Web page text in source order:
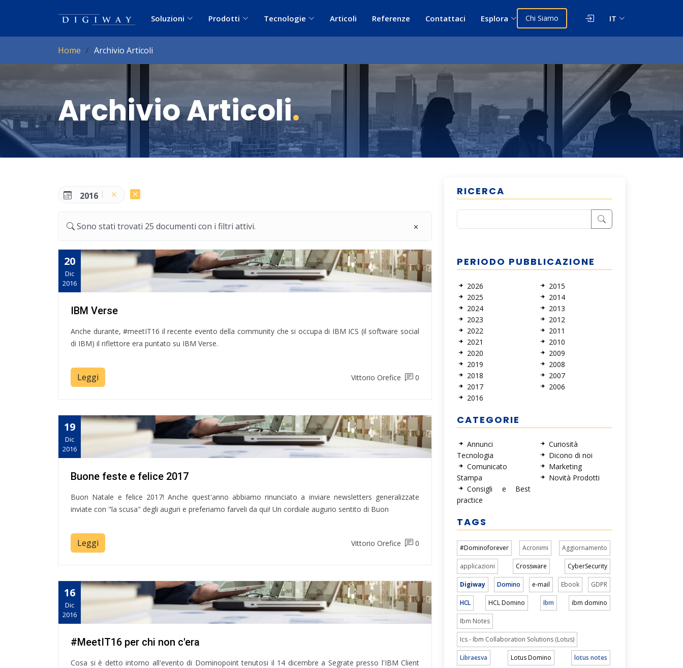
Soluzioni Prodotti Tecnologie Articoli Referenze Contattaci Esplora Chi Siamo IT
Home Archivio Articoli
Archivio Articoli.
2016
Sono stati trovati 25 documenti con i filtri attivi.
20
Dic
2016
IBM Verse
Anche durante, #meetIT16 il recente evento della community che si occupa di IBM ICS (il software social
di IBM) il riflettore era puntato su IBM Verse.
Leggi Vittorio Orefice 0
19
Dic
2016
Buone feste e felice 2017
Buon Natale e felice 2017! Anche quest'anno abbiamo rinunciato a inviare newsletters generalizzate
inviate con "la scusa" degli auguri e preferiamo farveli da qui! Un cordiale augurio sentito di Buon
Leggi Vittorio Orefice 0
16
Dic
2016
#MeetIT16 per chi non c'era
Cosa si è detto intorno all'evento di Dominopoint tenutosi il 14 dicembre a Segrate presso l'IBM Client
RICERCA
PERIODO PUBBLICAZIONE
2026
2025
2024
2023
2022
2021
2020
2019
2018
2017
2016
2015
2014
2013
2012
2011
2010
2009
2008
2007
2006
CATEGORIE
Annunci
Tecnologia
Comunicato
Stampa
Consigli e Best
practice
Curiosità
Dicono di noi
Marketing
Novità Prodotti
TAGS
#Dominoforever Acronimi Aggiornamento
applicazioni Crossware CyberSecurity
Digiway Domino e-mail Ebook GDPR
HCL HCL Domino Ibm ibm domino
Ibm Notes
Ics - Ibm Collaboration Solutions (Lotus)
Libraesva Lotus Domino lotus notes